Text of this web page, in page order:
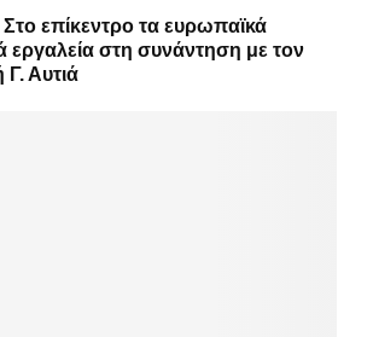
επίκεντρο τα ευρωπαϊκά
εργαλεία στη συνάντηση με τον
Αυτιά